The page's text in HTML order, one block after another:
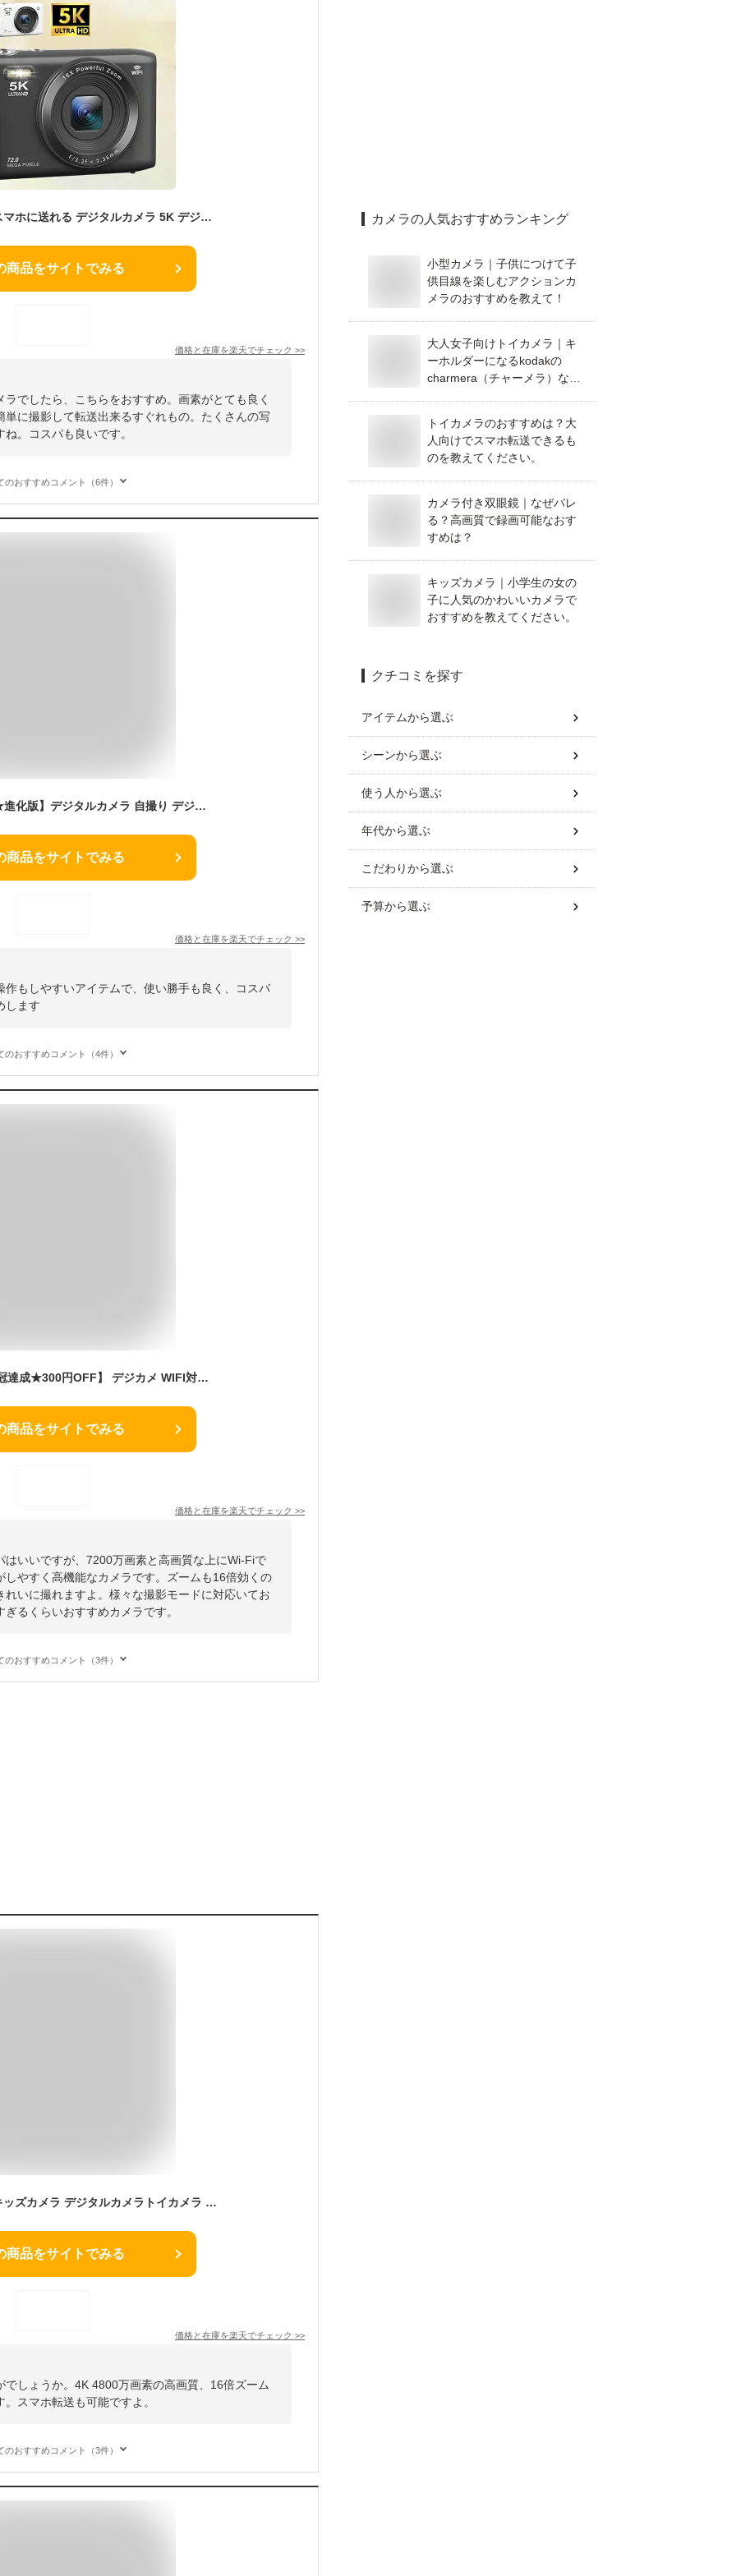
【SNSで話題沸騰】スマホに送れる デジタルカメラ 5K デジカメ WIFI転送機能 7200万画素 32G 64GBマイクロSDカード 16倍デジタルズーム オートフォーカス機能 LEDライト ウェブカメラ 2.8インチ大画面 コンパクト 子供や初心者向け 子供の日 クリスマスプレゼント ブラック
商品をサイトでみる
価格と在庫を楽天でチェック >>
でしたら、こちらをおすすめ。画素がとても良く
に撮影して転送出来るすぐれもの。たくさんの写
。コスパも良いです。
のおすすめコメント（6件）
【15%OFFクーポン★進化版】デジタルカメラ 自撮り デジカメ 子供用 トイカメラ 修学旅行 かわいい 動画撮影 5k 5000万画素 4K デジカメ スマホ 転送 デジカメ コンパクト カメラ 大人 デジタル ビデオカメラ 小型 軽量 16倍ズーム 初心者 誕生日 祝い プレゼント クリスマス
商品をサイトでみる
価格と在庫を楽天でチェック >>
もしやすいアイテムで、使い勝手も良く、コスパ
します
のおすすめコメント（4件）
【楽天No.1受賞★30冠達成★300円OFF】 デジカメ WIFI対応 デジタルカメラ カメラ コンデジ 5K 日本製チップ 64GBマイクロSDカード付き 7200万画素 初心者向け スマホに送れる 16倍ズーム バッテリー付き子供用 修学旅行 スマホ転送 自撮り バレンタイン ギフト
商品をサイトでみる
価格と在庫を楽天でチェック >>
はいいですが、7200万画素と高画質な上にWi-Fiで
やすく高機能なカメラです。ズームも16倍効くの
いに撮れますよ。様々な撮影モードに対応いてお
るくらいおすすめカメラです。
のおすすめコメント（3件）
【レビュー特典★】キッズカメラ デジタルカメラトイカメラ 4K 4800万画素 キッズカメラ 軽量 2.48インチ 初心者 子供 16倍ズームデジカメ スマホ 転送 デジメポケット デジカメ 自撮り 撮影 AF プレゼント
商品をサイトでみる
価格と在庫を楽天でチェック >>
しょうか。4K 4800万画素の高画質、16倍ズーム
スマホ転送も可能ですよ。
のおすすめコメント（3件）
カメラの人気おすすめランキング
小型カメラ｜子供につけて子
供目線を楽しむアクションカ
メラのおすすめを教えて！
大人女子向けトイカメラ｜キ
ーホルダーになるkodakの
charmera（チャーメラ）など
トイカメラのおすすめは？大
人向けでスマホ転送できるも
のを教えてください。
カメラ付き双眼鏡｜なぜバレ
る？高画質で録画可能なおす
すめは？
キッズカメラ｜小学生の女の
子に人気のかわいいカメラで
おすすめを教えてください。
クチコミを探す
アイテムから選ぶ
シーンから選ぶ
使う人から選ぶ
年代から選ぶ
こだわりから選ぶ
予算から選ぶ